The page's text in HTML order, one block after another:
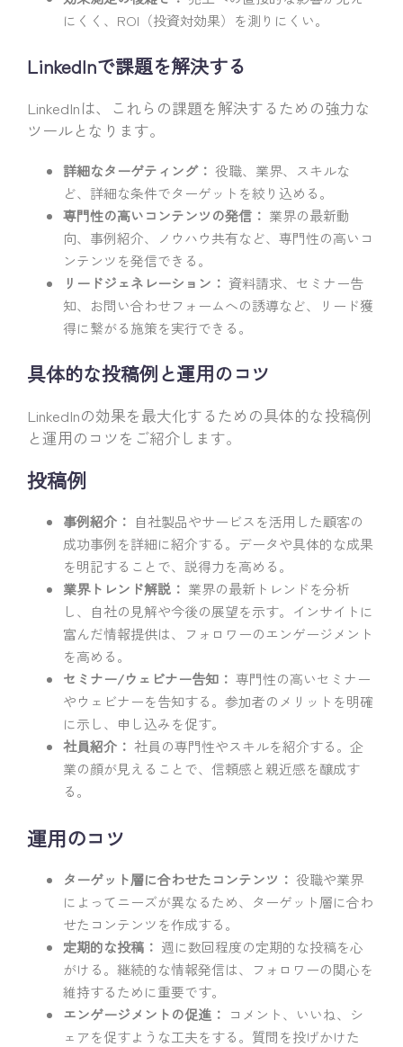
にくく、ROI（投資対効果）を測りにくい。
LinkedInで課題を解決する
LinkedInは、これらの課題を解決するための強力な
ツールとなります。
詳細なターゲティング： 役職、業界、スキルな
ど、詳細な条件でターゲットを絞り込める。
専門性の高いコンテンツの発信： 業界の最新動
向、事例紹介、ノウハウ共有など、専門性の高いコ
ンテンツを発信できる。
リードジェネレーション： 資料請求、セミナー告
知、お問い合わせフォームへの誘導など、リード獲
得に繋がる施策を実行できる。
具体的な投稿例と運用のコツ
LinkedInの効果を最大化するための具体的な投稿例
と運用のコツをご紹介します。
投稿例
事例紹介： 自社製品やサービスを活用した顧客の
成功事例を詳細に紹介する。データや具体的な成果
を明記することで、説得力を高める。
業界トレンド解説： 業界の最新トレンドを分析
し、自社の見解や今後の展望を示す。インサイトに
富んだ情報提供は、フォロワーのエンゲージメント
を高める。
セミナー/ウェビナー告知： 専門性の高いセミナー
やウェビナーを告知する。参加者のメリットを明確
に示し、申し込みを促す。
社員紹介： 社員の専門性やスキルを紹介する。企
業の顔が見えることで、信頼感と親近感を醸成す
る。
運用のコツ
ターゲット層に合わせたコンテンツ： 役職や業界
によってニーズが異なるため、ターゲット層に合わ
せたコンテンツを作成する。
定期的な投稿： 週に数回程度の定期的な投稿を心
がける。継続的な情報発信は、フォロワーの関心を
維持するために重要です。
エンゲージメントの促進： コメント、いいね、シ
ェアを促すような工夫をする。質問を投げかけた